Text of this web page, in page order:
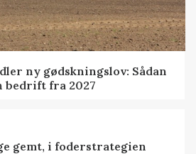
ny gødskningslov: Sådan
bedrift fra 2027
gemt, i foderstrategien